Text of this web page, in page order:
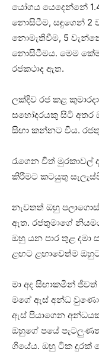
යෝගය යෙදෙන්නේ
නොසිටීම, සඳුගෙන් 2
නොමැතිවීම, 5
නොසිටීමය. මෙම
රජකථාද ඇත.
ලක්‌දිව රජ කළ
සහෝදරයකු සිටි අතර
සිඟා කන්නට විය.
රැගෙන විත් මුරකාවල්
කිරීමට කටයුතු
නැවතත් ඔහු
ඇත. රජතුමාගේ
ඔහු යන පාර තුළ
ළඟට ළඟාවෙත්ම
මා අද සිඟාකමින්
මගේ ඇස්‌ අන්ධ
ඇස්‌ පියාගෙන
ඔහුගේ පයේ
ගියේය. ඔහු ටික දුරක්‌